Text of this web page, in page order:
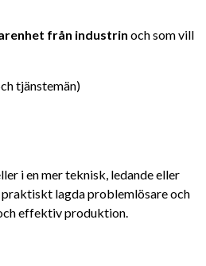
från industrin och som vill
tjänstemän)
i en mer teknisk, ledande eller
lagda problemlösare och
effektiv produktion.